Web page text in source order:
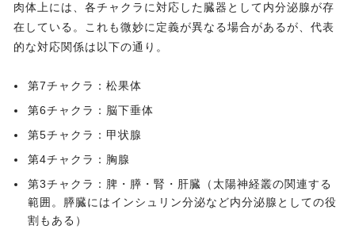
肉体上には、各チャクラに対応した臓器として内分泌腺が存
在している。これも微妙に定義が異なる場合があるが、代表
的な対応関係は以下の通り。
第7チャクラ：松果体
第6チャクラ：脳下垂体
第5チャクラ：甲状腺
第4チャクラ：胸腺
第3チャクラ：脾・膵・腎・肝臓（太陽神経叢の関連する
範囲。膵臓にはインシュリン分泌など内分泌腺としての役
割もある）